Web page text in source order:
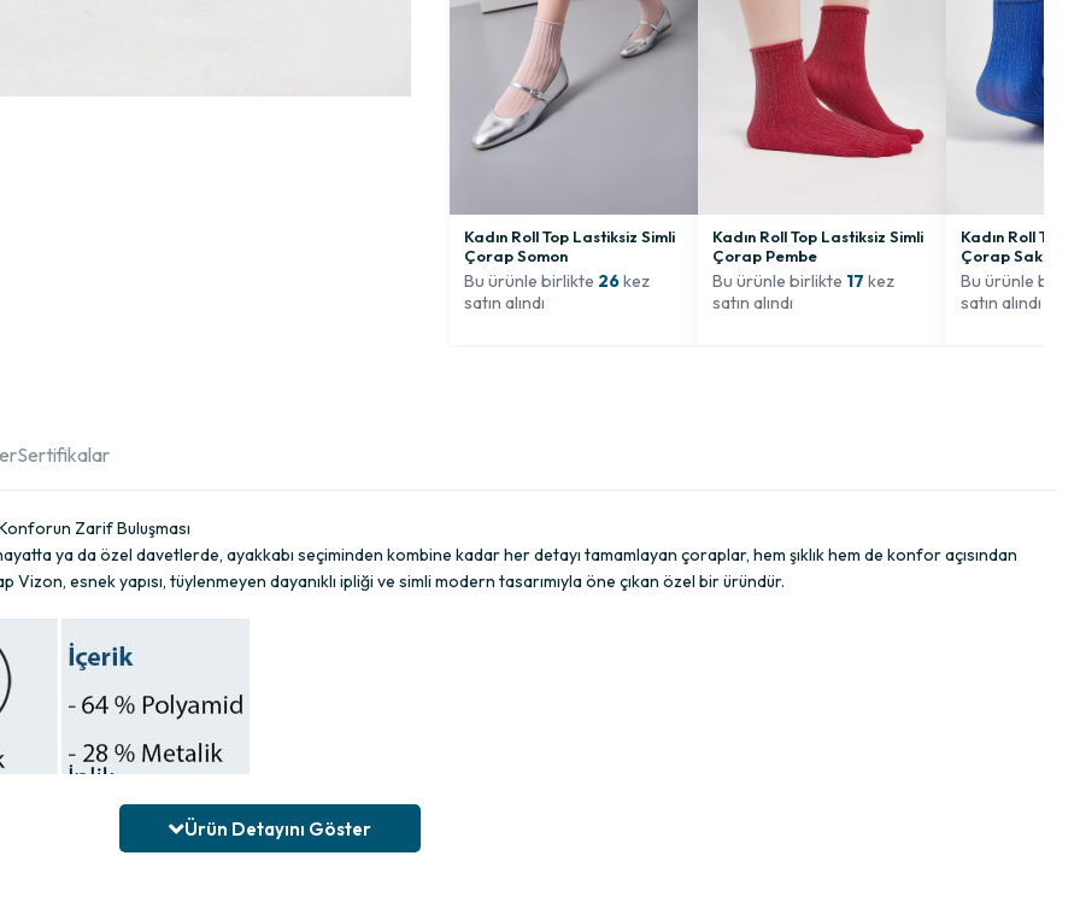
Kadın Roll Top Lastiksiz Simli
Çorap Somon
Bu ürünle birlikte 26kez
satın alındı
Kadın Roll Top Lastiksiz Simli
Çorap Pembe
Bu ürünle birlikte 17 kez
satın alındı
Kadın Roll Top
Çorap Saks
Bu ürünle
satın alındı
Sertifikalar
Zarif Buluşması
ya da özel davetlerde, ayakkabı seçiminden kombine kadar her detayı tamamlayan çoraplar, hem şıklık hem de konfor açısından
esnek yapısı, tüylenmeyen dayanıklı ipliği ve simli modern tasarımıyla öne çıkan özel bir üründür.
Ürün Detayını Göster